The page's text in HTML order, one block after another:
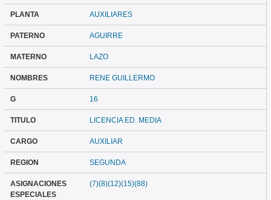
PLANTA AUXILIARES
PATERNO AGUIRRE
MATERNO LAZO
NOMBRES RENE GUILLERMO
G 16
TITULO LICENCIA ED. MEDIA
CARGO AUXILIAR
REGION SEGUNDA
ASIGNACIONES
ESPECIALES
(7)(8)(12)(15)(88)